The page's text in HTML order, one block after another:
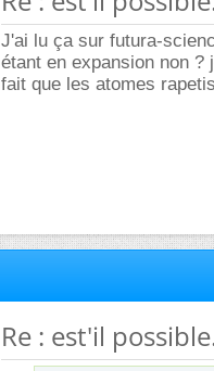
J'ai lu ça sur futura-
étant en expansion non
fait que les atomes
Re : est'il